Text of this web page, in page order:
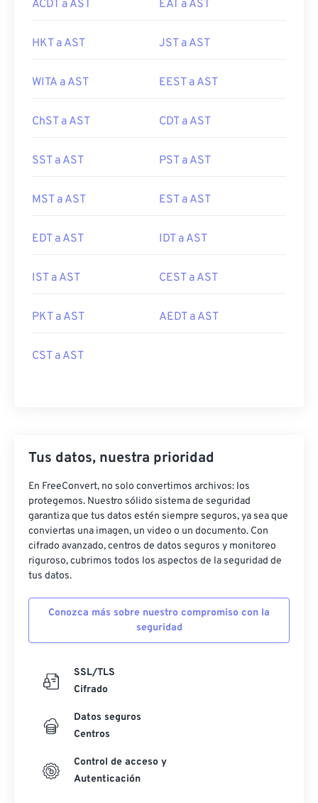
ACDT a AST EAT a AST
HKT a AST JST a AST
WITA a AST EEST a AST
ChST a AST CDT a AST
SST a AST PST a AST
MST a AST EST a AST
EDT a AST IDT a AST
IST a AST CEST a AST
PKT a AST AEDT a AST
CST a AST
Tus datos, nuestra prioridad
En FreeConvert, no solo convertimos archivos: los
protegemos. Nuestro sólido sistema de seguridad
garantiza que tus datos estén siempre seguros, ya sea que
conviertas una imagen, un video o un documento. Con
cifrado avanzado, centros de datos seguros y monitoreo
riguroso, cubrimos todos los aspectos de la seguridad de
tus datos.
Conozca más sobre nuestro compromiso con la
seguridad
SSL/TLS
Cifrado
Datos seguros
Centros
Control de acceso y
Autenticación